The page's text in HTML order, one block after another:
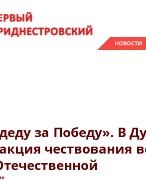
НОВОСТИ
за Победу». В
чествования